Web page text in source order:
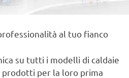
al tuo fianco
su tutti i modelli di caldaie
prodotti per la loro prima